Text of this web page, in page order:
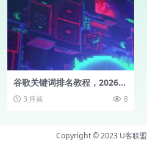
谷歌关键词排名教程，2026最
3 月前 8
Copyright © 2023 U客联盟